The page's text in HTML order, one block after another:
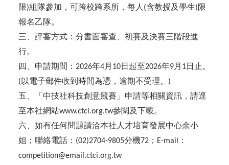
限)組隊參加，可跨校跨系所，每人 (含教授及學生)限
報名乙隊。
三、評審方式：分書面審查、初賽及決賽三階段進
行。
四、申請期間： 2026年4月 10日起至2026年9月 1日止。
( 以電子郵件收到時間為憑，逾期不受理。 )
五、「中技社科技創意競賽」申請等相關資訊，請逕
至本社網站www.ctci.org.tw參閱及下載。
六、如有任何問題請洽本社人才培育發展中心余小
姐；聯絡電話： (02)2704-9805分機72 ； E-mail ：
competition@email.ctci.org.tw